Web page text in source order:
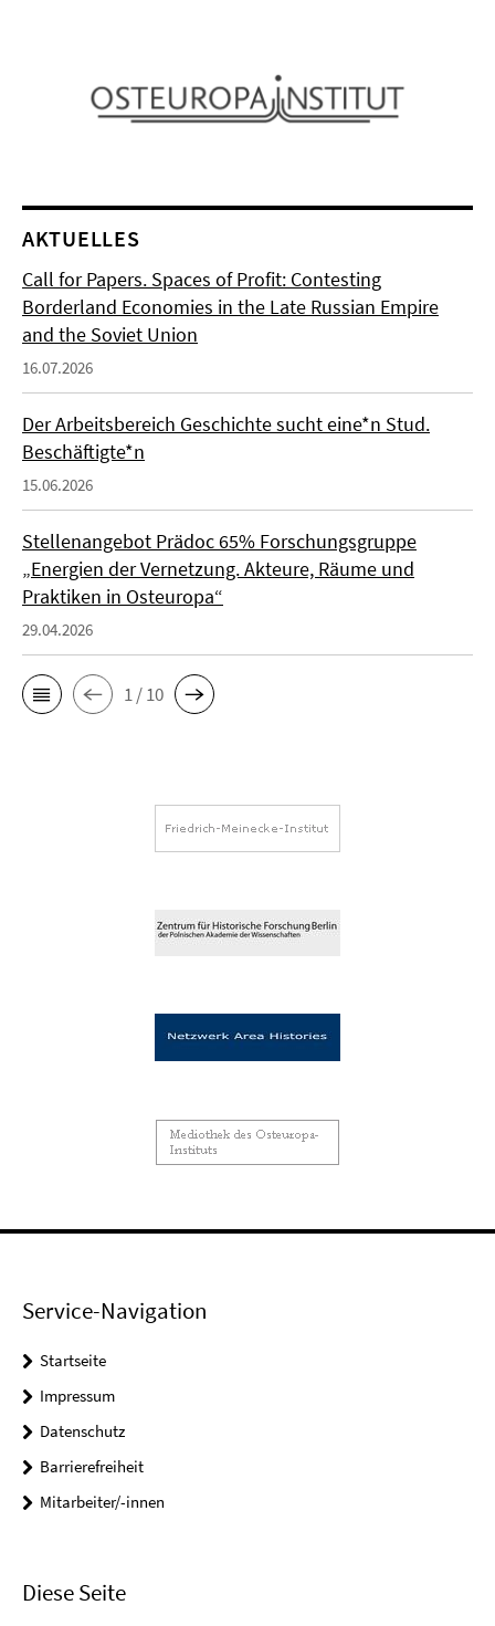
AKTUELLES
Call for Papers. Spaces of Profit: Contesting
Borderland Economies in the Late Russian Empire
and the Soviet Union
16.07.2026
Der Arbeitsbereich Geschichte sucht eine*n Stud.
Beschäftigte*n
15.06.2026
Stellenangebot Prädoc 65% Forschungsgruppe
„Energien der Vernetzung. Akteure, Räume und
Praktiken in Osteuropa“
29.04.2026
1 / 10
Service-Navigation
Startseite
Impressum
Datenschutz
Barrierefreiheit
Mitarbeiter/-innen
Diese Seite